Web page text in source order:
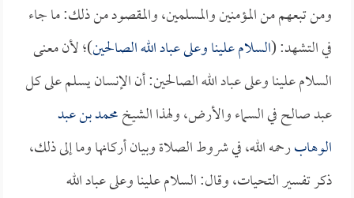
ومن تبعهم من المؤمنين والمسلمين، والمقصود من ذلك: ما جاء
في التشهد: (السلام علينا وعلى عباد الله الصالحين)؛ لأن معنى
السلام علينا وعلى عباد الله الصالحين: أن الإنسان يسلم على كل
عبد صالح في السماء والأرض، ولهذا الشيخمحمد بن عبد
الوهابرحمه الله، في شروط الصلاة وبيان أركانها وما إلى ذلك،
ذكر تفسير التحيات، وقال: السلام علينا وعلى عباد الله